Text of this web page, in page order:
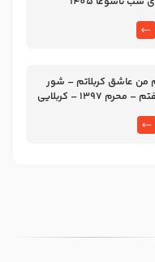
من عاشق کربلاتم – شور
زمینه – شب هفتم – محرم 1397 – کربلایی